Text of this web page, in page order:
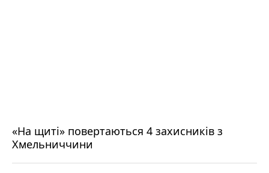
«На щиті» повертаються 4 захисників з
Хмельниччини